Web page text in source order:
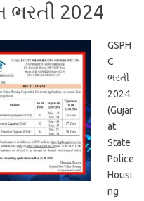
2024
GSPH
C
ભરતી
2024:
(Gujar
at
State
Police
Housi
ng